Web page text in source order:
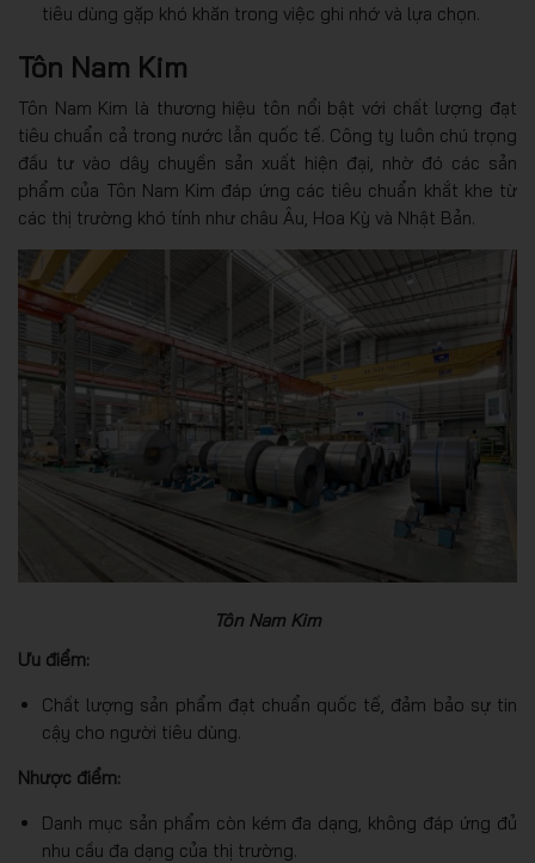
tiêu dùng gặp khó khăn trong việc ghi nhớ và lựa chọn.
Tôn Nam Kim
Tôn Nam Kim là thương hiệu tôn nổi bật với chất lượng đạt
tiêu chuẩn cả trong nước lẫn quốc tế. Công ty luôn chú trọng
đầu tư vào dây chuyền sản xuất hiện đại, nhờ đó các sản
phẩm của Tôn Nam Kim đáp ứng các tiêu chuẩn khắt khe từ
các thị trường khó tính như châu Âu, Hoa Kỳ và Nhật Bản.
Tôn Nam Kim
Ưu điểm:
Chất lượng sản phẩm đạt chuẩn quốc tế, đảm bảo sự tin
cậy cho người tiêu dùng.
Nhược điểm:
Danh mục sản phẩm còn kém đa dạng, không đáp ứng đủ
nhu cầu đa dạng của thị trường.